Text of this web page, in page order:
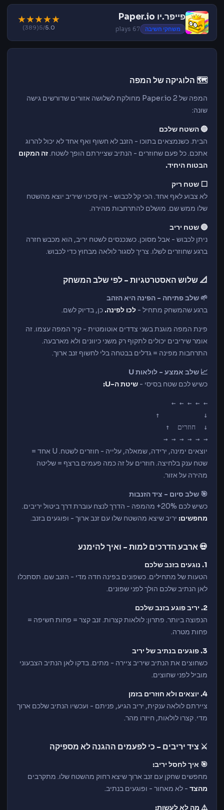
פייפר.יו Paper.io
משחקי חשיבה 67 plays
★
★
★
★
★
5.0
/5
(389)
🗺️ הלוגיקה של המפה
המפה של Paper.io 2 מחולקת לשלושה אזורים שדורשים גישה
שונה:
🔵 השטח שלכם
הבית. כשנמצאים בתוכו - הזנב לא חשוף ואף אחד לא יכול להרוג
אתכם. כל פעם שחוזרים - הנתיב שציירתם הופך לשטח.זה המקום
הבטוח היחיד.
⬜ שטח ריק
לא צבוע לאף אחד. הכי קל לכבוש - אין סיכוי שיריב יוצא מהשטח
שלו ממש שם. מושלם להתרחבות מהירה.
🔴 שטח יריב
ניתן לכבוש - אבל מסוכן. כשנכנסים לשטח יריב, הוא מכבש חזרה
ברגע שחוזרים לשלו. צריך לסגור לולאה מבחוץ כדי לכבוש.
📐 שלוש האסטרטגיות - לפי שלב המשחק
🌱 שלב פתיחה - הפינה היא הזהב
ברגע שהמשחק מתחיל - לכו לפינה. כן, בדיוק לשם.
פינת המפה מוגנת בשני צדדים אוטומטית - קיר המפה עצמו. זה
אומר שיריבים יכולים לתקוף רק משני כיוונים ולא מארבעה.
התרחבות מפינה = גדלים בבטחה בלי לחשוף זנב ארוך.
📈 שלב אמצע - לולאות U
כשיש לכם שטח בסיסי - שיטת ה-U:
→ → → → → →
יוצאים ימינה, ירידה, שמאלה, עלייה - חוזרים לשטח. U אחד =
שטח ענק בלחיצה. חוזרים על זה כמה פעמים ברצף = שליטה
מהירה על אזור.
🎯 שלב סיום - ציד הזנבות
כשיש לכם 20%+ מהמפה - הדרך לנצח עוברת דרך ביטול יריבים.
מחפשים: יריב שיצא מהשטח שלו עם זנב ארוך - ופוגעים בזנב.
💀 ארבע הדרכים למות - ואיך להימנע
1. נוגעים בזנב שלכם
הטעות של מתחילים. כשפונים בפינה חדה מדי - הזנב שם. תסתכלו
לאן הנתיב שלכם הולך לפני שפונים.
2. יריב פוגע בזנב שלכם
הנפוצה ביותר. פתרון: לולאות קצרות. זנב קצר = פחות חשיפה =
פחות מטרה.
3. פוגעים בנתיב של יריב
כשחוצים את הנתיב שיריב ציירה - מתים. בדקו לאן הנתיב הצבעוני
מוביל לפני שחוצים.
4. יוצאים ולא חוזרים בזמן
ציירתם לולאה ענקית, יריב הגיע, פניתם - ועכשיו הנתיב שלכם ארוך
מדי. קצרו לולאות, חיזרו מהר.
⚔️ ציד יריבים - כי לפעמים ההגנה לא מספיקה
🎯 איך לחסל יריב:
מחפשים שחקן עם זנב ארוך שיצא רחוק מהשטח שלו. מתקרבים
מהצד - לא מאחור - ופוגעים בנתיב.
⚠️ מה לא לעשות: